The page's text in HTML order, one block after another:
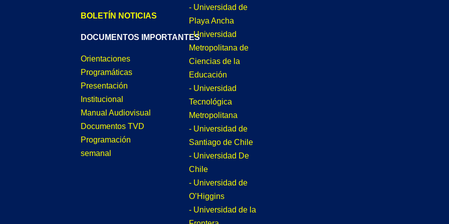
BOLETÍN NOTICIAS
DOCUMENTOS IMPORTANTES
Orientaciones
Programáticas
Presentación
Institucional
Manual Audiovisual
Documentos TVD
Programación
semanal
- Universidad de
Playa Ancha
- Universidad
Metropolitana de
Ciencias de la
Educación
- Universidad
Tecnológica
Metropolitana
- Universidad de
Santiago de Chile
- Universidad De
Chile
- Universidad de
O’Higgins
- Universidad de la